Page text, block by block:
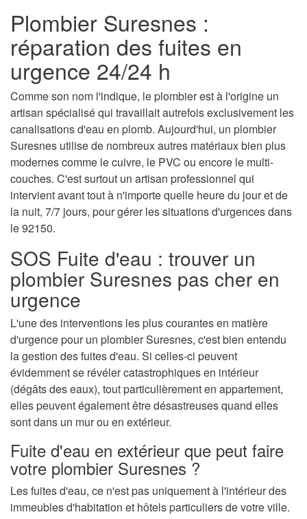
Plombier Suresnes :
réparation des fuites en
urgence 24/24 h
Comme son nom l'indique, le plombier est à l'origine un
artisan spécialisé qui travaillait autrefois exclusivement les
canalisations d'eau en plomb. Aujourd'hui, un plombier
Suresnes utilise de nombreux autres matériaux bien plus
modernes comme le cuivre, le PVC ou encore le multi-
couches. C'est surtout un artisan professionnel qui
intervient avant tout à n'importe quelle heure du jour et de
la nuit, 7/7 jours, pour gérer les situations d'urgences dans
le 92150.
SOS Fuite d'eau : trouver un
plombier Suresnes pas cher en
urgence
L'une des interventions les plus courantes en matière
d'urgence pour un plombier Suresnes, c'est bien entendu
la gestion des fuites d'eau. Si celles-ci peuvent
évidemment se révéler catastrophiques en intérieur
(dégâts des eaux), tout particulièrement en appartement,
elles peuvent également être désastreuses quand elles
sont dans un mur ou en extérieur.
Fuite d'eau en extérieur que peut faire
votre plombier Suresnes ?
Les fuites d'eau, ce n'est pas uniquement à l'intérieur des
immeubles d'habitation et hôtels particuliers de votre ville.